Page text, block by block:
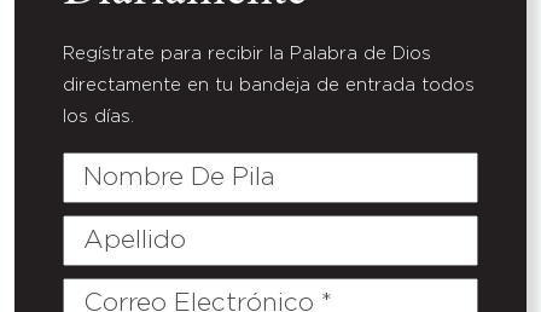
Regístrate para recibir la Palabra de Dios
directamente en tu bandeja de entrada todos
los días.
Nombre
Pila
Apellido
Correo